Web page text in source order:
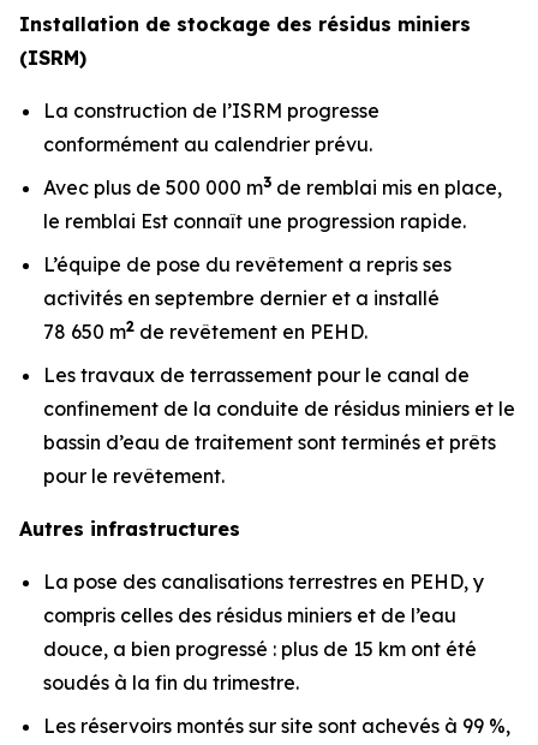
Installation de stockage des résidus miniers
(ISRM)
La construction de l’ISRM progresse
conformément au calendrier prévu.
Avec plus de 500 000 m3 de remblai mis en place,
le remblai Est connaît une progression rapide.
L’équipe de pose du revêtement a repris ses
activités en septembre dernier et a installé
78 650 m2 de revêtement en PEHD.
Les travaux de terrassement pour le canal de
confinement de la conduite de résidus miniers et le
bassin d’eau de traitement sont terminés et prêts
pour le revêtement.
Autres infrastructures
La pose des canalisations terrestres en PEHD, y
compris celles des résidus miniers et de l’eau
douce, a bien progressé : plus de 15 km ont été
soudés à la fin du trimestre.
Les réservoirs montés sur site sont achevés à 99 %,